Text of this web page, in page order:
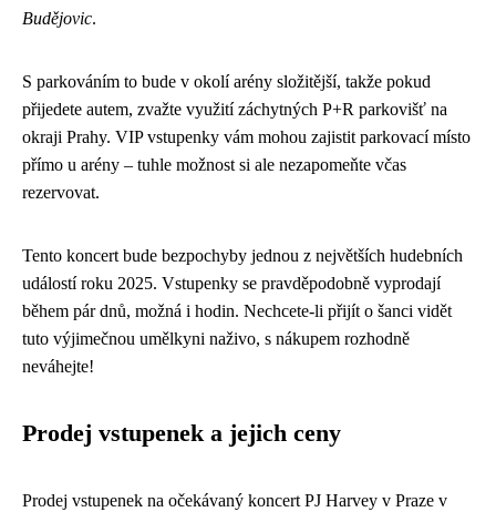
Budějovic.
S parkováním to bude v okolí arény složitější, takže pokud
přijedete autem, zvažte využití záchytných P+R parkovišť na
okraji Prahy. VIP vstupenky vám mohou zajistit parkovací místo
přímo u arény – tuhle možnost si ale nezapomeňte včas
rezervovat.
Tento koncert bude bezpochyby jednou z největších hudebních
událostí roku 2025. Vstupenky se pravděpodobně vyprodají
během pár dnů, možná i hodin. Nechcete-li přijít o šanci vidět
tuto výjimečnou umělkyni naživo, s nákupem rozhodně
neváhejte!
Prodej vstupenek a jejich ceny
Prodej vstupenek na očekávaný koncert PJ Harvey v Praze v